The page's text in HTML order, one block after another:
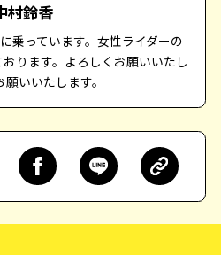
村鈴香
乗っています。女性ライダーの
ります。よろしくお願いいたし
いいたします。